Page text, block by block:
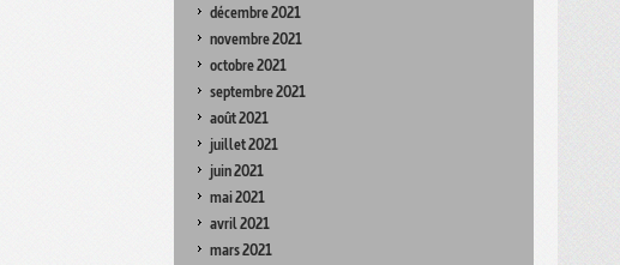
décembre 2021
novembre 2021
octobre 2021
septembre 2021
août 2021
juillet 2021
juin 2021
mai 2021
avril 2021
mars 2021